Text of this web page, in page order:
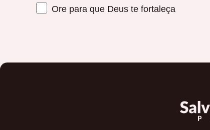
Ore para que Deus te fortaleça